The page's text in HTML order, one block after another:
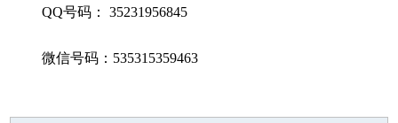
QQ号码： 35231956845
微信号码：535315359463